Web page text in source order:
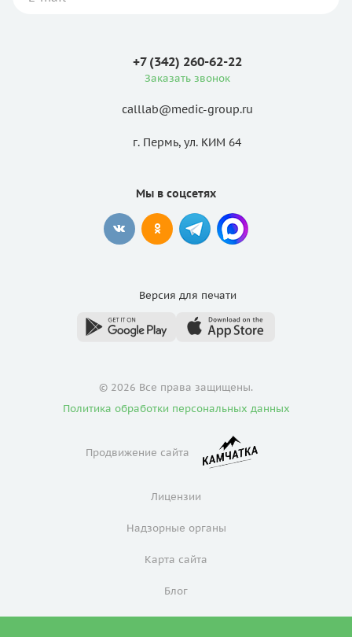
+7 (342) 260-62-22
Заказать звонок
calllab@medic-group.ru
г. Пермь, ул. КИМ 64
Мы в соцсетях
Версия для печати
© 2026 Все права защищены.
Политика обработки персональных данных
Продвижение сайта
Лицензии
Надзорные органы
Карта сайта
Блог